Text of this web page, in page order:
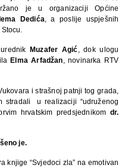
je u organizaciji Općine
Dedića, a poslije uspješnih
Muzafer Agić, dok ulogu
Elma Arfadžan, novinarka RTV
i strašnoj patnji tog grada,
u realizaciji “udruženog
hrvatskim predsjednikom dr.
je.
knjige “Svjedoci zla” na emotivan